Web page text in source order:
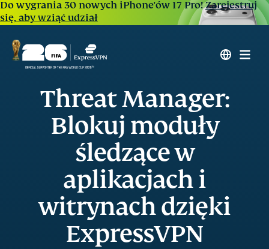
Do wygrania 30 nowych iPhone'ów 17 Pro!Zarejestruj
się, aby wziąć udział
Threat Manager:
Blokuj moduły
śledzące w
aplikacjach i
witrynach dzięki
ExpressVPN